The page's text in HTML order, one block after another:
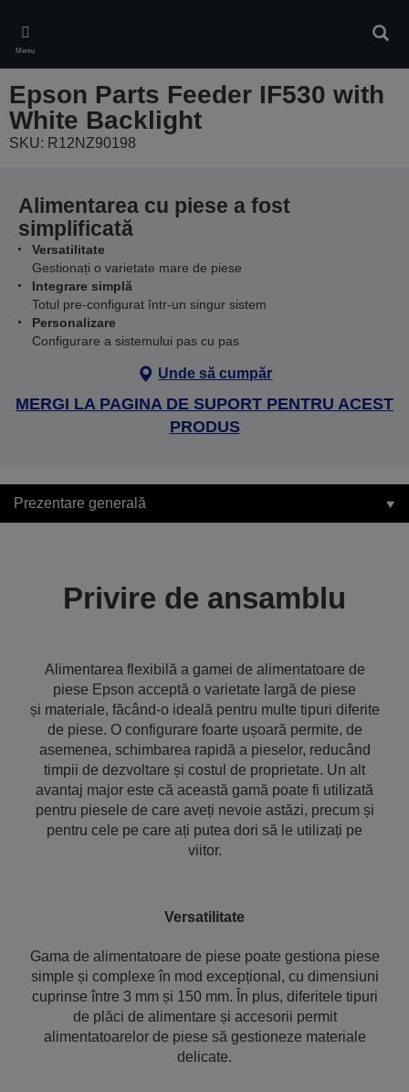
main
content
Meniu
Epson Parts Feeder IF530 with
White Backlight
SKU: R12NZ90198
Alimentarea cu piese a fost
simplificată
Versatilitate
Gestionați o varietate mare de piese
Integrare simplă
Totul pre-configurat într-un singur sistem
Personalizare
Configurare a sistemului pas cu pas
Unde să cumpăr
MERGI LA PAGINA DE SUPORT PENTRU ACEST
PRODUS
Prezentare generală
Privire de ansamblu
Alimentarea flexibilă a gamei de alimentatoare de
piese Epson acceptă o varietate largă de piese
și materiale, făcând-o ideală pentru multe tipuri diferite
de piese. O configurare foarte ușoară permite, de
asemenea, schimbarea rapidă a pieselor, reducând
timpii de dezvoltare și costul de proprietate. Un alt
avantaj major este că această gamă poate fi utilizată
pentru piesele de care aveți nevoie astăzi, precum și
pentru cele pe care ați putea dori să le utilizați pe
viitor.
Versatilitate
Gama de alimentatoare de piese poate gestiona piese
simple și complexe în mod excepțional, cu dimensiuni
cuprinse între 3 mm și 150 mm. În plus, diferitele tipuri
de plăci de alimentare și accesorii permit
alimentatoarelor de piese să gestioneze materiale
delicate.